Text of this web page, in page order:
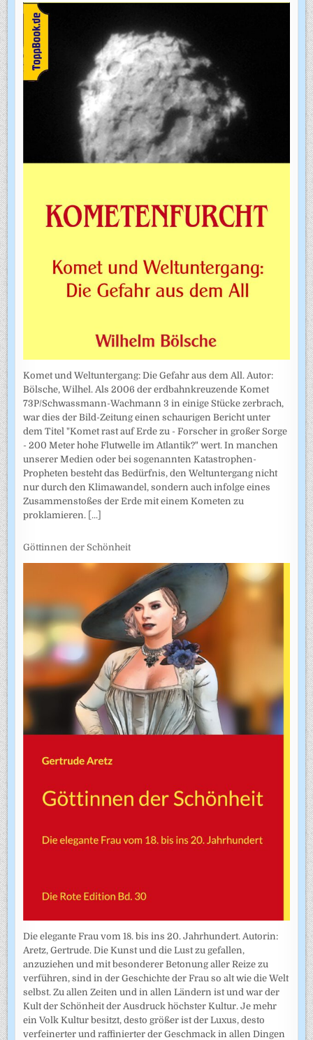
Komet und Weltuntergang: Die Gefahr aus dem All. Autor:
Bölsche, Wilhel. Als 2006 der erdbahnkreuzende Komet
73P/Schwassmann-Wachmann 3 in einige Stücke zerbrach,
war dies der Bild-Zeitung einen schaurigen Bericht unter
dem Titel "Komet rast auf Erde zu - Forscher in großer Sorge
- 200 Meter hohe Flutwelle im Atlantik?" wert. In manchen
unserer Medien oder bei sogenannten Katastrophen-
Propheten besteht das Bedürfnis, den Weltuntergang nicht
nur durch den Klimawandel, sondern auch infolge eines
Zusammenstoßes der Erde mit einem Kometen zu
proklamieren. [...]
Göttinnen der Schönheit
Die elegante Frau vom 18. bis ins 20. Jahrhundert. Autorin:
Aretz, Gertrude. Die Kunst und die Lust zu gefallen,
anzuziehen und mit besonderer Betonung aller Reize zu
verführen, sind in der Geschichte der Frau so alt wie die Welt
selbst. Zu allen Zeiten und in allen Ländern ist und war der
Kult der Schönheit der Ausdruck höchster Kultur. Je mehr
ein Volk Kultur besitzt, desto größer ist der Luxus, desto
verfeinerter und raffinierter der Geschmack in allen Dingen